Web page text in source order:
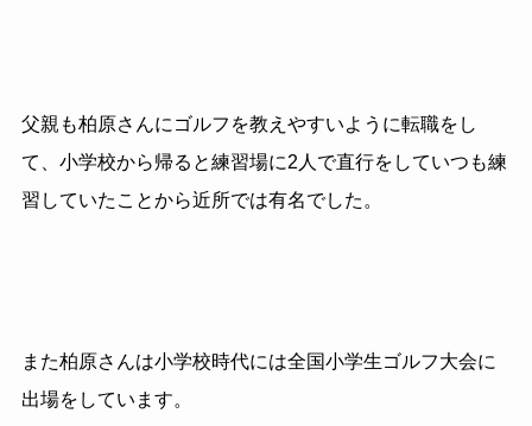
父親も柏原さんにゴルフを教えやすいように転職をし
て、小学校から帰ると練習場に2人で直行をしていつも練
習していたことから近所では有名でした。
また柏原さんは小学校時代には全国小学生ゴルフ大会に
出場をしています。